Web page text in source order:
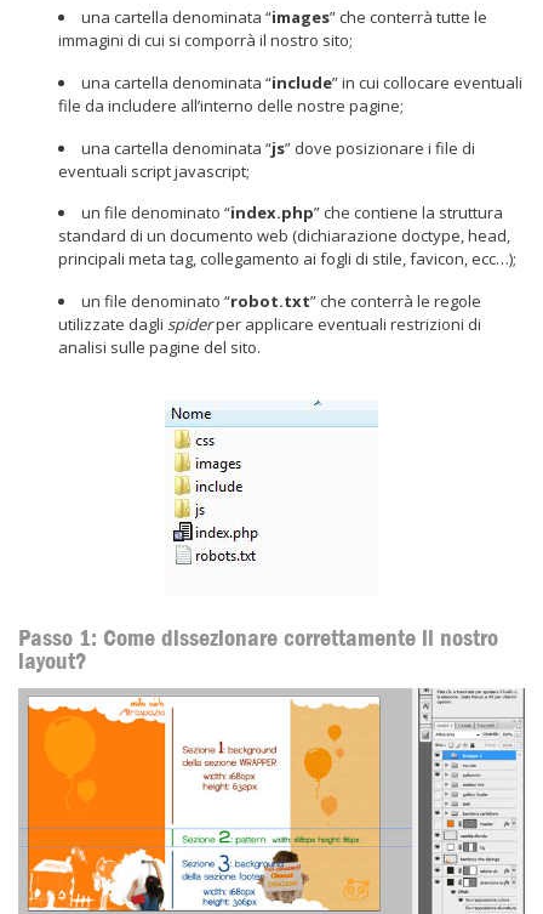
una cartella denominata “images” che conterrà tutte le
immagini di cui si comporrà il nostro sito;
una cartella denominata “include” in cui collocare eventuali
file da includere all’interno delle nostre pagine;
una cartella denominata “js” dove posizionare i file di
eventuali script javascript;
un file denominato “index.php” che contiene la struttura
standard di un documento web (dichiarazione doctype, head,
principali meta tag, collegamento ai fogli di stile, favicon, ecc…);
un file denominato “robot.txt” che conterrà le regole
utilizzate dagli spiderper applicare eventuali restrizioni di
analisi sulle pagine del sito.
Passo 1: Come dissezionare correttamente il nostro
layout?